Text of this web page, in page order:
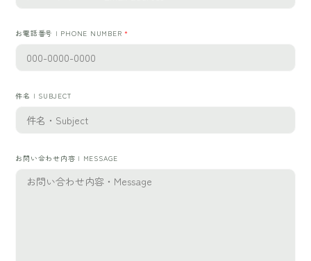
お電話番号 | PHONE NUMBER*
件名 | SUBJECT
お問い合わせ内容 | MESSAGE